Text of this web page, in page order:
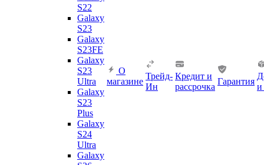
S22
Galaxy
S23
Galaxy
S23FE
Galaxy
S23
Ultra
Galaxy
S23
Plus
Galaxy
S24
Ultra
Galaxy
О
магазине
Трейд-
Ин
Кредит и
рассрочка
Гарантия
и